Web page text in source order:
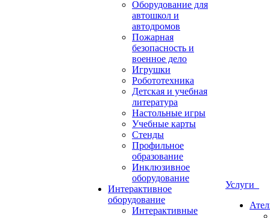
Оборудование для
автошкол и
автодромов
Пожарная
безопасность и
военное дело
Игрушки
Робототехника
Детская и учебная
литература
Настольные игры
Учебные карты
Стенды
Профильное
образование
Инклюзивное
оборудование
Интерактивное
оборудование
Интерактивные
Услуги